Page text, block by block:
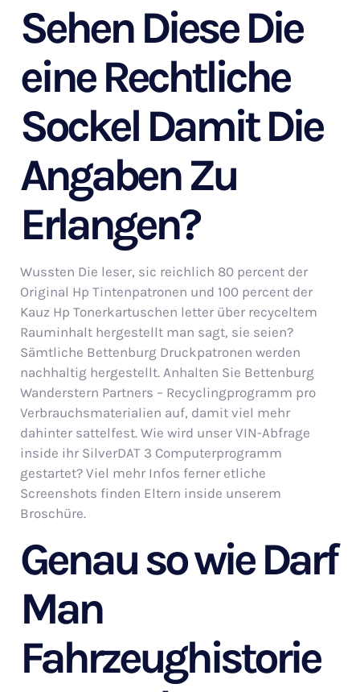
Sehen Diese Die
eine Rechtliche
Sockel Damit Die
Angaben Zu
Erlangen?
Wussten Die leser, sic reichlich 80 percent der
Original Hp Tintenpatronen und 100 percent der
Kauz Hp Tonerkartuschen letter über recyceltem
Rauminhalt hergestellt man sagt, sie seien?
Sämtliche Bettenburg Druckpatronen werden
nachhaltig hergestellt. Anhalten Sie Bettenburg
Wanderstern Partners – Recyclingprogramm pro
Verbrauchsmaterialien auf, damit viel mehr
dahinter sattelfest. Wie wird unser VIN-Abfrage
inside ihr SilverDAT 3 Computerprogramm
gestartet? Viel mehr Infos ferner etliche
Screenshots finden Eltern inside unserem
Broschüre.
Genau so wie Darf
Man
Fahrzeughistorie